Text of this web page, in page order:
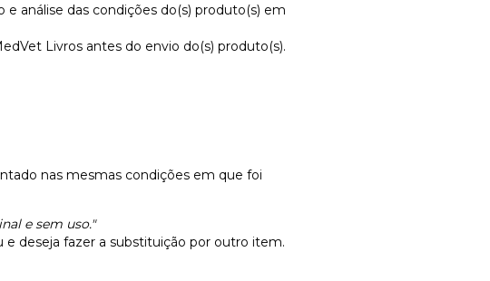
análise das condições do(s) produto(s) em
Livros antes do envio do(s) produto(s).
nas mesmas condições em que foi
e sem uso."
e deseja fazer a substituição por outro item.